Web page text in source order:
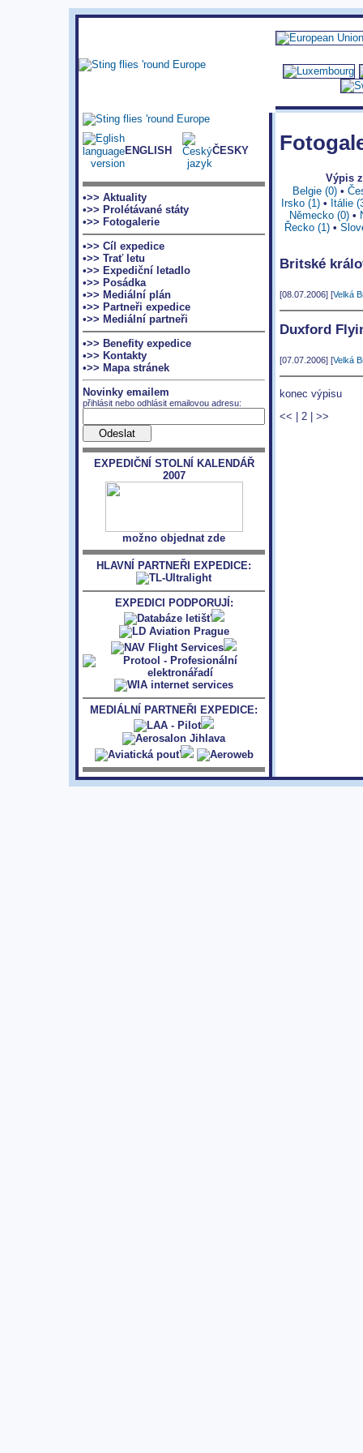
ENGLISH ČESKY
•>> Aktuality
•>> Prolétávané státy
•>> Fotogalerie
•>> Cíl expedice
•>> Trať letu
•>> Expediční letadlo
•>> Posádka
•>> Mediální plán
•>> Partneři expedice
•>> Mediální partneři
•>> Benefity expedice
•>> Kontakty
•>> Mapa stránek
Novinky emailem
přihlásit nebo odhlásit emailovou adresu:
EXPEDIČNÍ STOLNÍ KALENDÁŘ
2007
možno objednat zde
HLAVNÍ PARTNEŘI EXPEDICE:
EXPEDICI PODPORUJÍ:
MEDIÁLNÍ PARTNEŘI EXPEDICE:
Výpis
Belgie (0)•
Irsko (1)• Itálie
Německo (0)•
Řecko (1) •
Britské
[08.07.2006] [Velká
Duxford
[07.07.2006] [Velká
konec výpisu
<<
2 >>